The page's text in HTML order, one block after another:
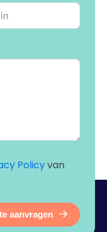
Policyvan
aanvragen